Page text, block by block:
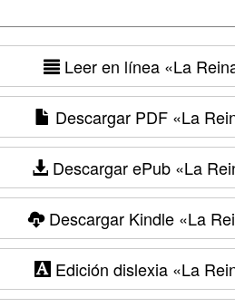
Leer en línea«La
Descargar PDF «La
Descargar ePub «La
Descargar Kindle «La
Edición dislexia «La